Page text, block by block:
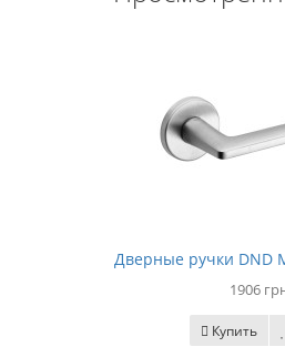
Дверные ручки DND
1906
Купить